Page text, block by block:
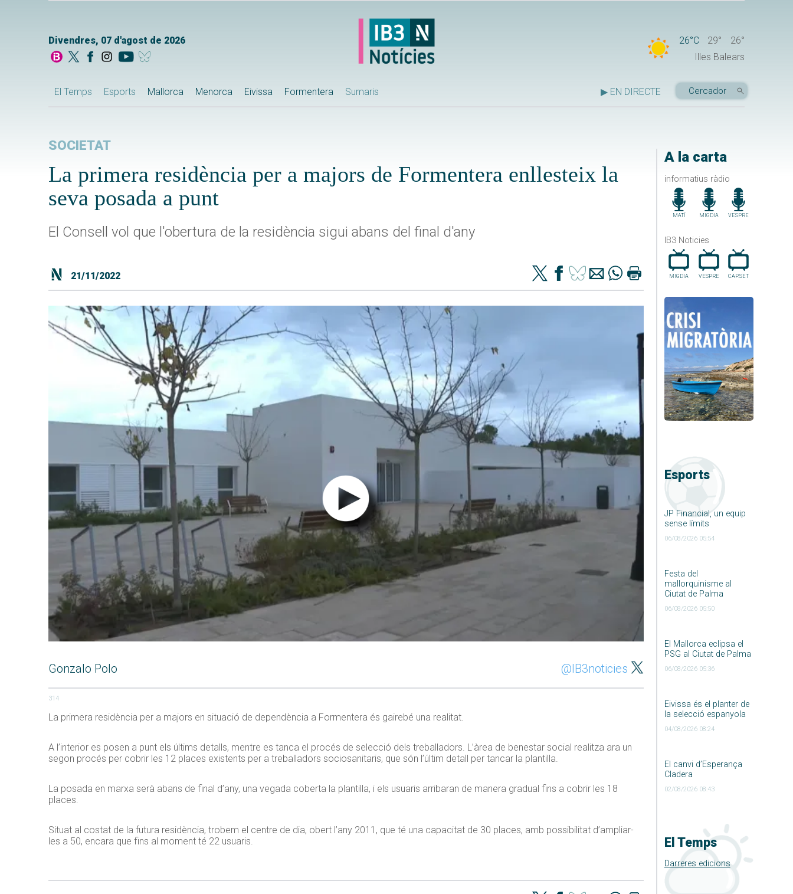
Divendres, 07 d'agost de 2026 26°C 29°
26°
Illes Balears
El Temps Esports Mallorca Menorca Eivissa Formentera Sumaris ▶ EN DIRECTE
A la carta
informatius ràdio
MATÍ MIGDIA VESPRE
IB3 Noticies
MIGDIA VESPRE CAP.SET
Esports
JP Financial, un equip
sense límits
06/08/2026 05:54
Festa del
mallorquinisme al
Ciutat de Palma
06/08/2026 05:50
El Mallorca eclipsa el
PSG al Ciutat de Palma
06/08/2026 05:36
Eivissa és el planter de
la selecció espanyola
04/08/2026 08:24
El canvi d’Esperança
Cladera
02/08/2026 08:43
El Temps
Darreres edicions
SOCIETAT
La primera residència per a majors de Formentera enllesteix la
seva posada a punt
El Consell vol que l'obertura de la residència sigui abans del final d'any
21/11/2022
Gonzalo Polo @IB3noticies
314
La primera residència per a majors en situació de dependència a Formentera és gairebé una realitat.
A l’interior es posen a punt els últims detalls, mentre es tanca el procés de selecció dels treballadors. L’àrea de benestar social realitza ara un
segon procés per cobrir les 12 places existents per a treballadors sociosanitaris, que són l’últim detall per tancar la plantilla.
La posada en marxa serà abans de final d’any, una vegada coberta la plantilla, i els usuaris arribaran de manera gradual fins a cobrir les 18
places.
Situat al costat de la futura residència, trobem el centre de dia, obert l’any 2011, que té una capacitat de 30 places, amb possibilitat d’ampliar-
les a 50, encara que fins al moment té 22 usuaris.